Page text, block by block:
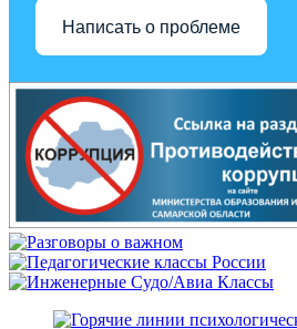
Написать о проблеме